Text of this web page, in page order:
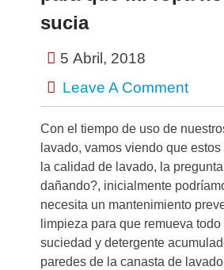
sucia
5 Abril, 2018
Leave A Comment
Con el tiempo de uso de
lavado, vamos viendo que
la calidad de lavado, la
dañando?, inicialmente
necesita un mantenimiento
limpieza para que remueva
suciedad y detergente
paredes de la canasta de